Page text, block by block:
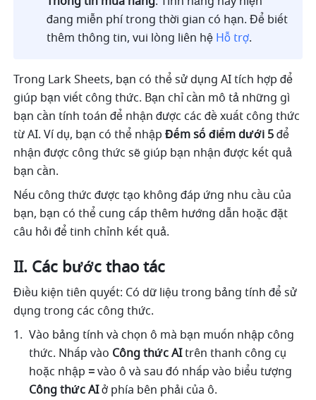
đang miễn phí trong thời gian có hạn. Để biết
thêm thông tin, vui lòng liên hệ Hỗ trợ.
Trong Lark Sheets, bạn có thể sử dụng AI tích hợp để
giúp bạn viết công thức. Bạn chỉ cần mô tả những gì
bạn cần tính toán để nhận được các đề xuất công thức
từ AI. Ví dụ, bạn có thể nhập Đếm số điểm dưới 5 để
nhận được công thức sẽ giúp bạn nhận được kết quả
bạn cần.
Nếu công thức được tạo không đáp ứng nhu cầu của
bạn, bạn có thể cung cấp thêm hướng dẫn hoặc đặt
câu hỏi để tinh chỉnh kết quả.
II. Các bước thao tác
Điều kiện tiên quyết: Có dữ liệu trong bảng tính để sử
dụng trong các công thức.
Vào bảng tính và chọn ô mà bạn muốn nhập công
thức. Nhấp vào Công thức AI trên thanh công cụ
hoặc nhập =
Công thức AI ở phía bên phải của ô.